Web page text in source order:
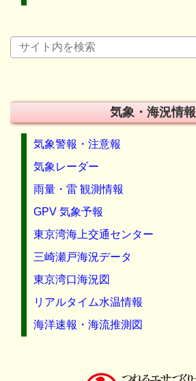
気象・海況情報
気象警報・注意報
気象レーダー
雨量・雷 観測情報
GPV 気象予報
東京湾海上交通センター
三崎瀬戸海況データ
東京湾口海況図
リアルタイム水温情報
海洋速報・海流推測図